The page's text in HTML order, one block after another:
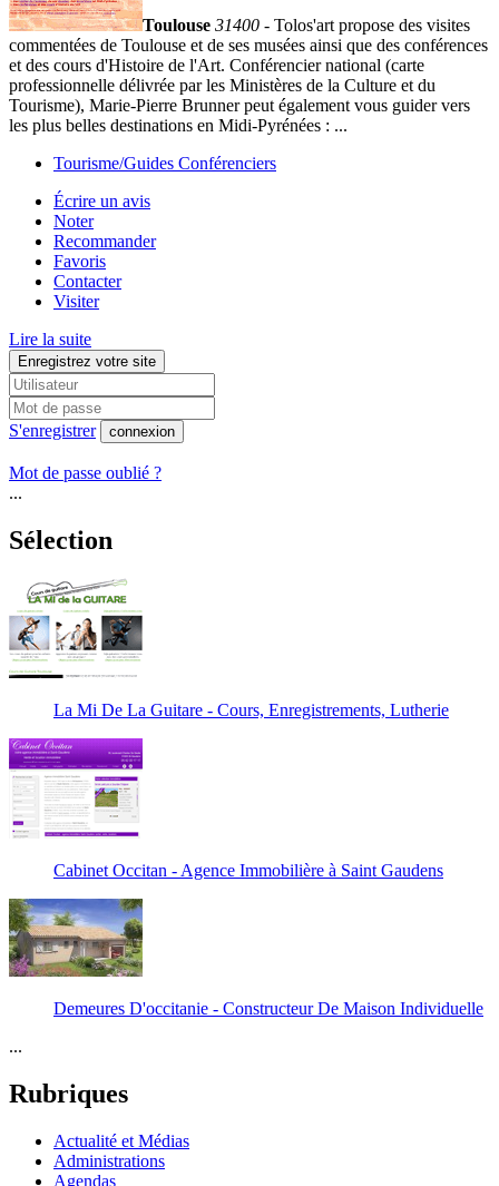
Toulouse 31400 - Tolos'art propose des visites
commentées de Toulouse et de ses musées ainsi que des conférences
et des cours d'Histoire de l'Art. Conférencier national (carte
professionnelle délivrée par les Ministères de la Culture et du
Tourisme), Marie-Pierre Brunner peut également vous guider vers
les plus belles destinations en Midi-Pyrénées : ...
Tourisme/Guides Conférenciers
Écrire un avis
Noter
Recommander
Favoris
Contacter
Visiter
Lire la suite
Enregistrez votre site
S'enregistrer connexion
Mot de passe oublié ?
...
Sélection
La Mi De La Guitare - Cours, Enregistrements, Lutherie
Cabinet Occitan - Agence Immobilière à Saint Gaudens
Demeures D'occitanie - Constructeur De Maison Individuelle
...
Rubriques
Actualité et Médias
Administrations
Agendas